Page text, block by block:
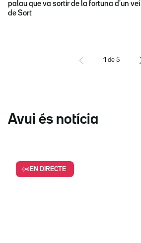
palau que va sortir de la fortuna d'un veí
de Sort
1 de 5
Avui és notícia
EN DIRECTE